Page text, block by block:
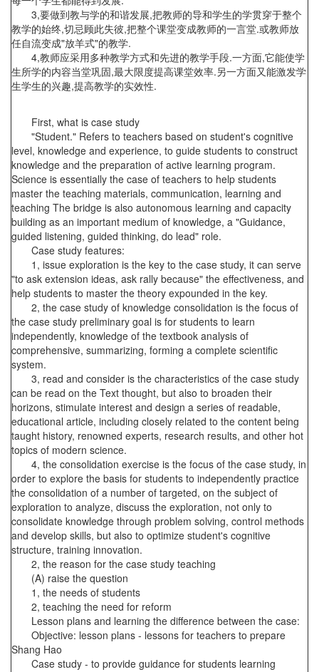
3,要做到教与学的和谐发展,把教师的导和学生的学贯穿于整个
教学的始终,切忌顾此失彼,把整个课堂变成教师的一言堂.或教师放
任自流变成"放羊式"的教学.
4,教师应采用多种教学方式和先进的教学手段.一方面,它能使学
生所学的内容当堂巩固,最大限度提高课堂效率.另一方面又能激发学
生学生的兴趣,提高教学的实效性.
First, what is case study
"Student." Refers to teachers based on student's cognitive
level, knowledge and experience, to guide students to construct
knowledge and the preparation of active learning program.
Science is essentially the case of teachers to help students
master the teaching materials, communication, learning and
teaching The bridge is also autonomous learning and capacity
building as an important medium of knowledge, a "Guidance,
guided listening, guided thinking, do lead" role.
Case study features:
1, issue exploration is the key to the case study, it can serve
"to ask extension ideas, ask rally because" the effectiveness, and
help students to master the theory expounded in the key.
2, the case study of knowledge consolidation is the focus of
the case study preliminary goal is for students to learn
independently, knowledge of the textbook analysis of
comprehensive, summarizing, forming a complete scientific
system.
3, read and consider is the characteristics of the case study
can be read on the Text thought, but also to broaden their
horizons, stimulate interest and design a series of readable,
educational article, including closely related to the content being
taught history, renowned experts, research results, and other hot
topics of modern science.
4, the consolidation exercise is the focus of the case study, in
order to explore the basis for students to independently practice
the consolidation of a number of targeted, on the subject of
exploration to analyze, discuss the exploration, not only to
consolidate knowledge through problem solving, control methods
and develop skills, but also to optimize student's cognitive
structure, training innovation.
2, the reason for the case study teaching
(A) raise the question
1, the needs of students
2, teaching the need for reform
Lesson plans and learning the difference between the case:
Objective: lesson plans - lessons for teachers to prepare
Shang Hao
Case study - to provide guidance for students learning